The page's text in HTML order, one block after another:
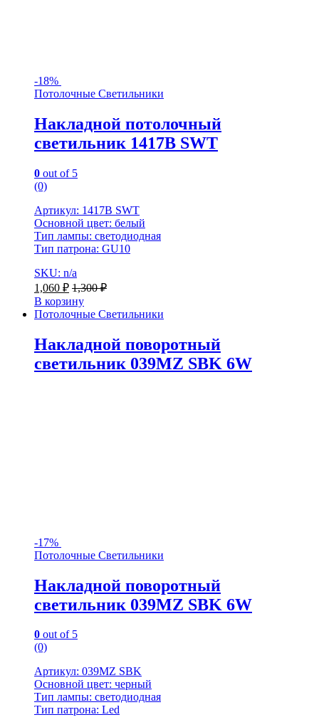
-18%
Потолочные Светильники
Накладной потолочный
светильник 1417B SWT
0 out of 5
(0)
Артикул: 1417B SWT
Основной цвет: белый
Тип лампы: светодиодная
Тип патрона: GU10
SKU: n/a
1,060 ₽ 1,300₽
В корзину
Потолочные Светильники
Накладной поворотный
светильник 039MZ SBK 6W
-17%
Потолочные Светильники
Накладной поворотный
светильник 039MZ SBK 6W
0 out of 5
(0)
Артикул: 039MZ SBK
Основной цвет: черный
Тип лампы: светодиодная
Тип патрона: Led